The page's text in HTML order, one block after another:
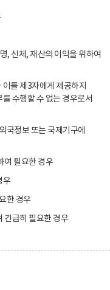
, 신체, 재산의 이익을 위하여
를 제3자에게 제공하지
수행할 수 없는 경우로서
국정보 또는 국제기구에
여 필요한 경우
우
한 경우
긴급히 필요한 경우